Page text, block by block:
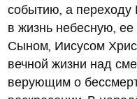
событию, а переходу
в жизнь небесную,
Сыном, Иисусом
вечной жизни над
верующим о